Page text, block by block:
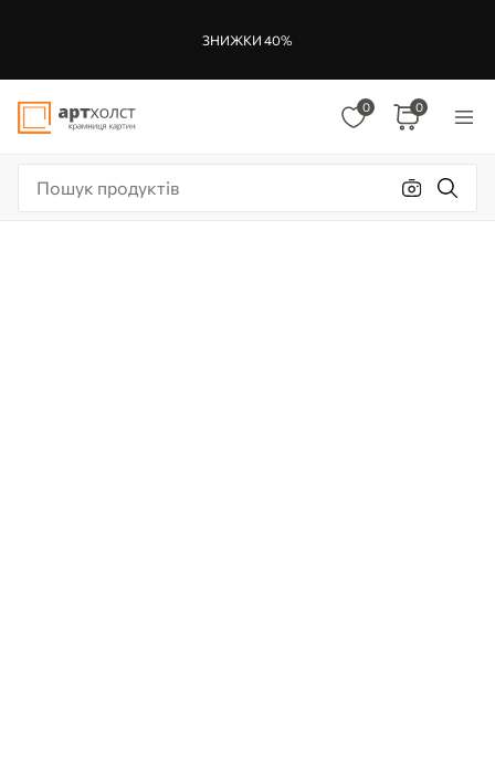
ЗНИЖКИ 40%
0 0